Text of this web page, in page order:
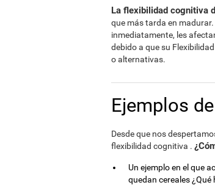
La flexibilidad cognitiva
que más tarda en
inmediatamente, les
debido a que su
o alternativas.
Ejemplos
Desde que nos
flexibilidad cognitiva .
Un ejemplo en el que
quedan cereales